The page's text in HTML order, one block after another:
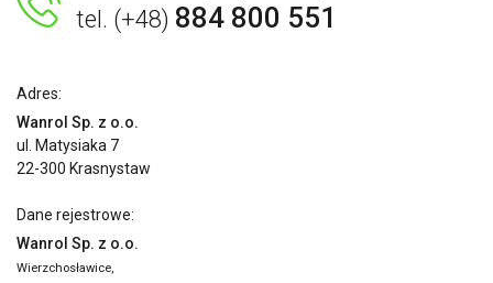
tel. (+48) 884 800 551
Adres:
Wanrol Sp. z o.o.
ul. Matysiaka 7
22-300 Krasnystaw
Dane rejestrowe:
Wanrol Sp. z o.o.
Wierzchosławice,